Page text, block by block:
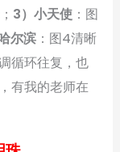
3）小天使 ：图
尔滨 ：图4清晰
循环往复，也
有我的老师在